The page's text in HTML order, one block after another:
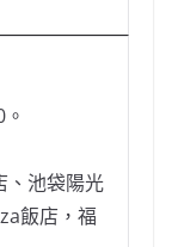
、池袋陽光
飯店，福